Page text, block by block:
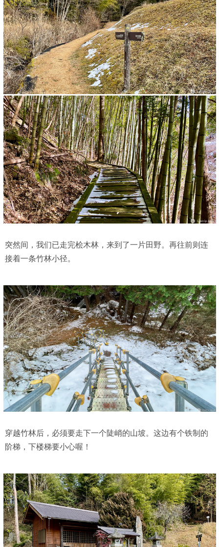
突然间，我们已走完桧木林，来到了一片田野。再往前则连
接着一条竹林小径。
穿越竹林后，必须要走下一个陡峭的山坡。这边有个铁制的
阶梯，下楼梯要小心喔！